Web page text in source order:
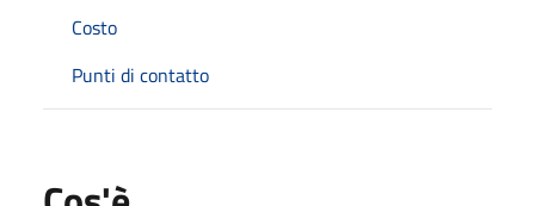
Costo
Punti di contatto